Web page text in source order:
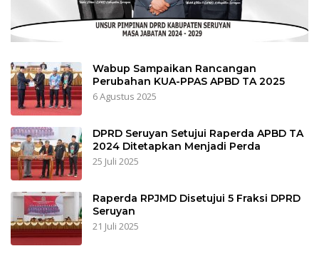
Wabup Sampaikan Rancangan
Perubahan KUA-PPAS APBD TA 2025
6 Agustus 2025
DPRD Seruyan Setujui Raperda APBD TA
2024 Ditetapkan Menjadi Perda
25 Juli 2025
Raperda RPJMD Disetujui 5 Fraksi DPRD
Seruyan
21 Juli 2025